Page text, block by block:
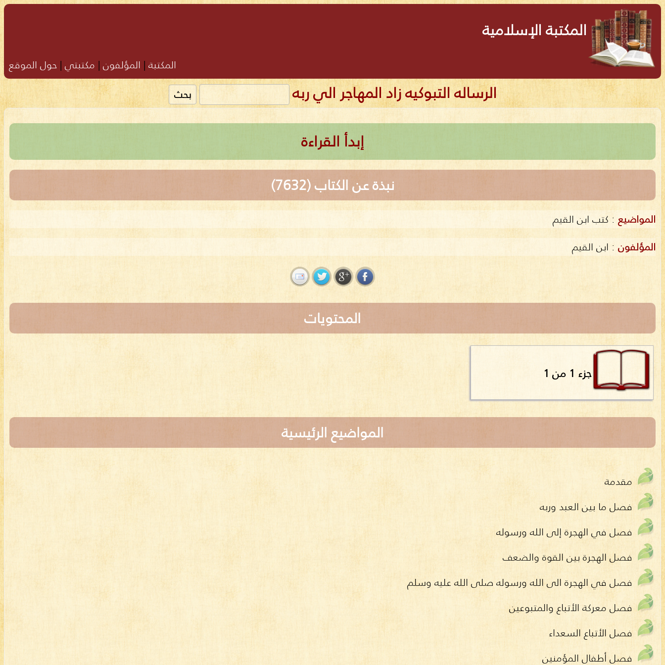
المكتبة الإسلامية
المكتبة | المؤلفون | مكتبتي | حول الموقع
الرساله التبوكيه زاد المهاجر الي ربه
إبدأ القراءة
نبذة عن الكتاب (7632)
المواضيع : كتب ابن القيم
المؤلفون : ابن القيم
المحتويات
جزء 1 من 1
المواضيع الرئيسية
مقدمة
فصل ما بين العبد وربه
فصل في الهجرة إلى الله ورسوله
فصل الهجرة بين القوة والضعف
فصل في الهجرة الى الله ورسوله صلى الله عليه وسلم
فصل معركة الأتباع والمتبوعين
فصل الأتباع السعداء
فصل أطفال المؤمنين